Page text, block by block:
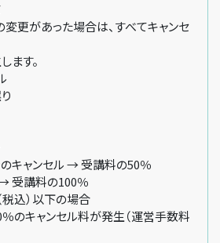
更があった場合は、すべてキャンセ
ます。
キャンセル → 受講料の50％
受講料の100％
込）以下の場合
キャンセル料が発生（運営手数料